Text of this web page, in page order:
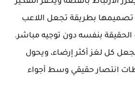
تصميمها بطريقة تجعل اللاعب
بنفسه دون توجيه مباشر.
كل لغز أكثر إرضاء، ويحول
انتصار حقيقي وسط أجواء